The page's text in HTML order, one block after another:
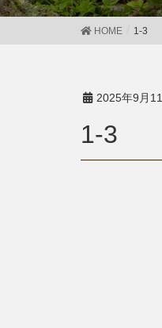
HOME 1-3
2025年9月
1-3